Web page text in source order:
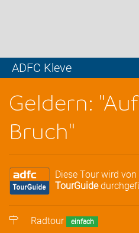
ADFC Kleve
Geldern:
Bruch"
Diese Tour wird
TourGuide
Radtour einfach